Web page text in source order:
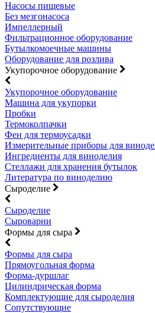
Насосы пищевые
Без мезгонасоса
Импеллерный
Фильтрационное оборудование
Бутылкомоечные машины
Оборудование для розлива
Укупорочное оборудование
Укупорочное оборудование
Машина для укупорки
Пробки
Термоколпачки
Фен для термоусадки
Измерительные приборы для
Ингредиенты для виноделия
Стеллажи для хранения бутылок
Литература по виноделию
Сыроделие
Сыроделие
Сыроварни
Формы для сыра
Формы для сыра
Прямоугольная форма
Форма-дуршлаг
Цилиндрическая форма
Комплектующие для сыроделия
Сопутствующие